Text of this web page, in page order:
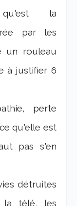
qu'est la
par les
un rouleau
à justifier 6
perte
qu'elle est
pas s'en
détruites
la télé, les